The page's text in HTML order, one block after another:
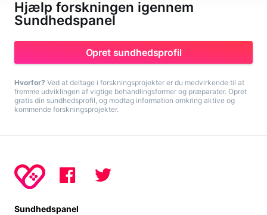
Hjælp forskningen igennem
Sundhedspanel
Opret sundhedsprofil
Hvorfor? Ved at deltage i forskningsprojekter er du medvirkende til at
fremme udviklingen af vigtige behandlingsformer og præparater. Opret
gratis din sundhedsprofil, og modtag information omkring aktive og
kommende forskningsprojekter.
Sundhedspanel